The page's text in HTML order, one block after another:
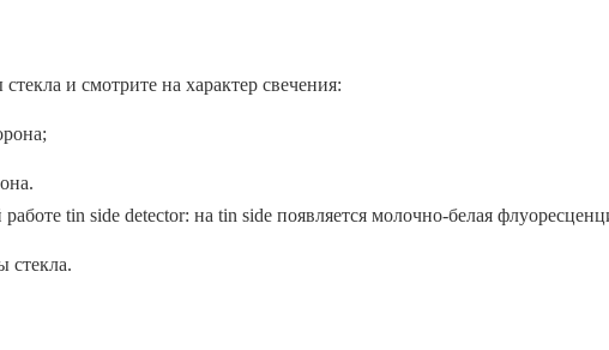
и смотрите на характер свечения:
tin side detector: на tin side появляется молочно-белая
стекла.